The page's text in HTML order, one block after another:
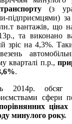
(з
підприємцями) за
вантажів, що
та виконано
зріс на 4,3%.
кварталі п.р.,
.
2014р. обсяг
сфери
минулого року.